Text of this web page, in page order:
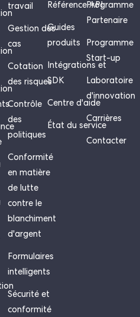
travail
Gestion des
cas
Cotation
des risques
Contrôle
des
politiques
Conformité
en matière
de lutte
contre le
blanchiment
d'argent
Formulaires
intelligents
Sécurité et
conformité
Référence API
Guides
produits
Intégrations et
SDK
Centre d'aide
État du service
Programme
Partenaire
Programme
Start-up
Laboratoire
d'innovation
Carrières
Contacter